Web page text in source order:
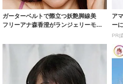
ガーターベルトで際立つ妖艶脚線美
フリーアナ森香澄がランジェリーモデ
ア
ー
PR(